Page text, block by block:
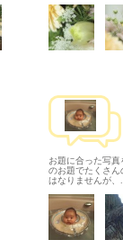
お題に合った写
のお題でたくさ
はなりませんが、